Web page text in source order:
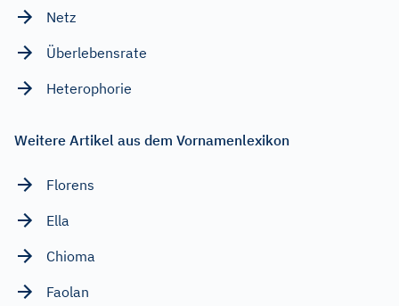
Netz
Überlebensrate
Heterophorie
Weitere Artikel aus dem Vornamenlexikon
Florens
Ella
Chioma
Faolan